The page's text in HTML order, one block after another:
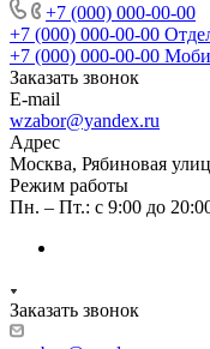
+7 (000) 000-00-00
+7 (000) 000-00-00
+7 (000) 000-00-00
Заказать звонок
E-mail
wzabor@yandex.ru
Адрес
Москва, Рябиновая
Режим работы
Пн. – Пт.: с 9:00 до
Заказать звонок